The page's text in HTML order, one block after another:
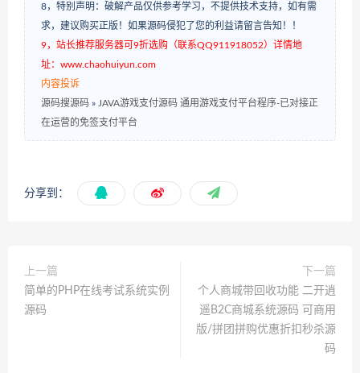
8，特别声明：破解产品仅供参考学习，不提供技术支持，如有需
求，建议购买正版！如果源码侵犯了您的利益请留言告知！！
9，站长推荐服务器可9折选购（联系QQ911918052）详情地
址：www.chaohuiyun.com
内容投诉
源码搜源码 » JAVA游戏支付源码 通用游戏支付平台程序-已对接正
在运营的免签支付平台
分享到：
上一篇
简单的PHP在线考试系统实例
源码
下一篇
个人商城带回收功能 二开逍
遥B2C商城系统源码 可商用
版/拼团拼购优惠折扣秒杀源
码